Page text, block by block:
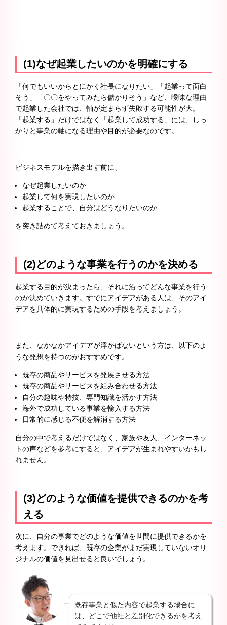
(1)なぜ起業したいのかを明確にする
「何でもいいからとにかく社長になりたい」「起業って面白
そう」「〇〇をやってみたら儲かりそう」など、曖昧な理由
で起業した会社では、軸が定まらず失敗する可能性が大。
「起業する」だけではなく「起業して成功する」には、しっ
かりと事業の軸になる理由や目的が必要なのです。
ビジネスモデルを描き出す前に、
なぜ起業したいのか
起業して何を実現したいのか
起業することで、自分はどうなりたいのか
を突き詰めて考えておきましょう。
(2)どのような事業を行うのかを決める
起業する目的が決まったら、それに沿ってどんな事業を行う
のか決めていきます。すでにアイデアがある人は、そのアイ
デアを具体的に実現するための手段を考えましょう。
また、なかなかアイデアが浮かばないという方は、以下のよ
うな発想を持つのがおすすめです。
既存の商品やサービスを発展させる方法
既存の商品やサービスを組み合わせる方法
自分の趣味や特技、専門知識を活かす方法
海外で成功している事業を輸入する方法
日常的に感じる不便を解消する方法
自分の中で考えるだけではなく、家族や友人、インターネッ
トの声などを参考にすると、アイデアが生まれやすいかもし
れません。
(3)どのような価値を提供できるのかを考
える
次に、自分の事業でどのような価値を世間に提供できるかを
考えます。できれば、既存の企業がまだ実現していないオリ
ジナルの価値を見出せると良いでしょう。
既存事業と似た内容で起業する場合に
は、どこで他社と差別化できるかを考え